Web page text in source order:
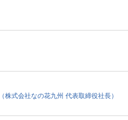
式会社なの花九州 代表取締役社長）